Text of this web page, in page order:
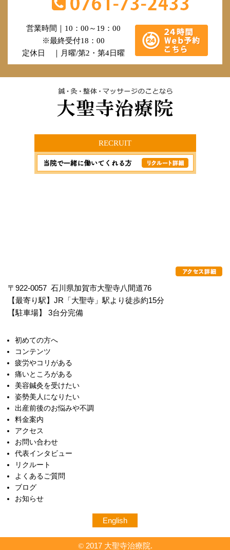
営業時間｜10：00～19：00
※最終受付18：00
定休日 ｜月曜/第2・第4日曜
RECRUIT
〒922-0057 石川県加賀市大聖寺八間道76
【最寄り駅】JR「大聖寺」駅より徒歩約15分
【駐車場】 3台分完備
初めての方へ
コンテンツ
疲労やコリがある
痛いところがある
美容鍼灸を受けたい
姿勢美人になりたい
出産前後のお悩みや不調
料金案内
アクセス
お問い合わせ
代表インタビュー
リクルート
よくあるご質問
ブログ
お知らせ
English
©2017 大聖寺治療院.